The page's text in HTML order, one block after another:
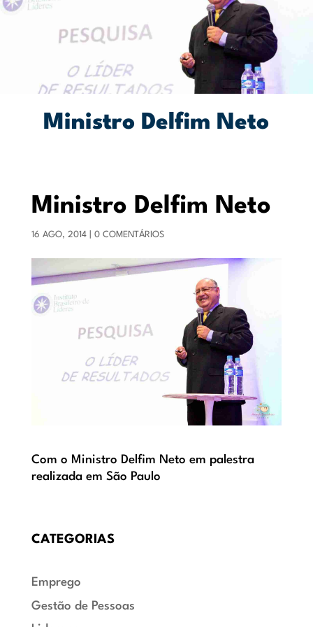
Ministro Delfim Neto
Ministro Delfim Neto
16 AGO, 2014| 0 COMENTÁRIOS
Com o Ministro Delfim Neto em palestra
realizada em São Paulo
CATEGORIAS
Emprego
Gestão de Pessoas